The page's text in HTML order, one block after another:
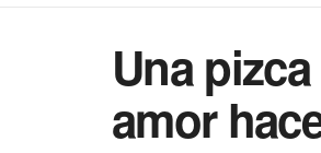
Una
amor